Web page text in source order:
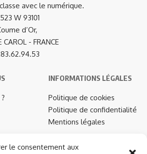
le consentement aux
avec le numérique.
W 93101
d’Or,
- FRANCE
INFORMATIONS LÉGALES
Politique de cookies
Politique de confidentialité
Mentions légales
LIENS UTILES